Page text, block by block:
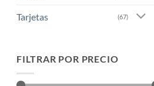
Tarjetas (67)
FILTRAR POR PRECIO